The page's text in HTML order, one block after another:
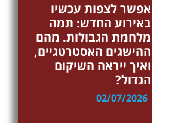
אפשר לצפות עכשיו
באירוע החדש: תמה
מלחמת הגבולות. מהם
ההישגים האסטרטגיים,
ואיך ייראה השיקום
הגדול?
02/07/2026